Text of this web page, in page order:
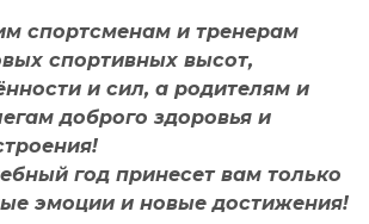
спортсменам и тренерам
спортивных высот,
и сил, а родителям и
доброго здоровья и
год принесет вам только
эмоции и новые достижения!